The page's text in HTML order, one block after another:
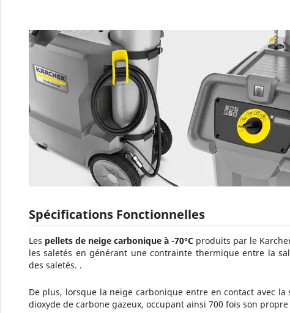
Spécifications Fonctionnelles
Les pellets de neige carbonique à -70°Cproduits par le
les saletés en générant une contrainte thermique entre la
des saletés. .
De plus, lorsque la neige carbonique entre en contact avec
dioxyde de carbone gazeux, occupant ainsi 700 fois son